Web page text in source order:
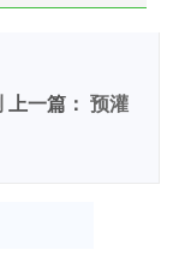
上一篇： 预灌